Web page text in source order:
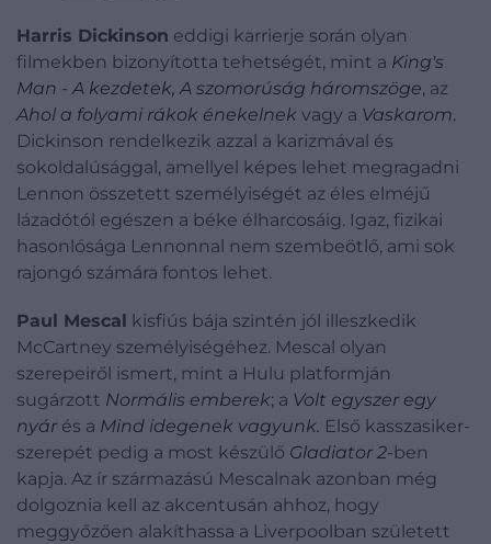
Harris Dickinson eddigi karrierje során olyan
filmekben bizonyította tehetségét, mint a King's
Man - A kezdetek, A szomorúság háromszöge, az
Ahol a folyami rákok énekelnek vagy a Vaskarom.
Dickinson rendelkezik azzal a karizmával és
sokoldalúsággal, amellyel képes lehet megragadni
Lennon összetett személyiségét az éles elméjű
lázadótól egészen a béke élharcosáig. Igaz, fizikai
hasonlósága Lennonnal nem szembeötlő, ami sok
rajongó számára fontos lehet.
Paul Mescal
kisfiús bája szintén jól illeszkedik
McCartney személyiségéhez. Mescal olyan
szerepeiről ismert, mint a Hulu platformján
sugárzott Normális emberek; a Volt egyszer egy
nyár és a Mind idegenek vagyunk. Első kasszasiker-
szerepét pedig a most készülő Gladiator 2-ben
kapja. Az ír származású Mescalnak azonban még
dolgoznia kell az akcentusán ahhoz, hogy
meggyőzően alakíthassa a Liverpoolban született